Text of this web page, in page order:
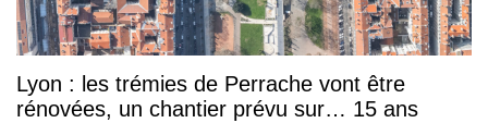
Lyon : les trémies de Perrache vont être
rénovées, un chantier prévu sur… 15 ans